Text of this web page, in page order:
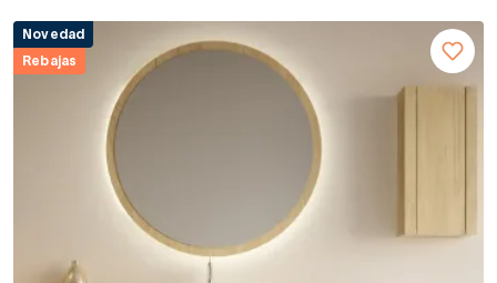
Novedad
Rebajas